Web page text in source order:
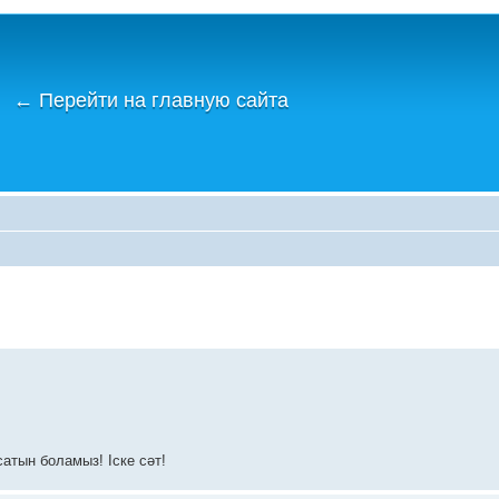
← Перейти на главную сайта
боламыз! Іске сәт!